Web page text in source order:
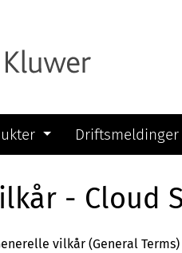
Driftsmeldinger
- Cloud
vilkår (General